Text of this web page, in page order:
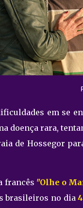
em se
doença rara,
de Hossegor
francês "Olhe o
brasileiros no dia